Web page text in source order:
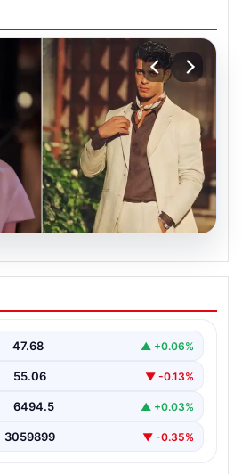
şok olay! Babası suç
‘Kızımla reşit
47.68 ▲ +0.06%
55.06 ▼ -0.13%
6494.5 ▲ +0.03%
3059899 ▼ -0.35%